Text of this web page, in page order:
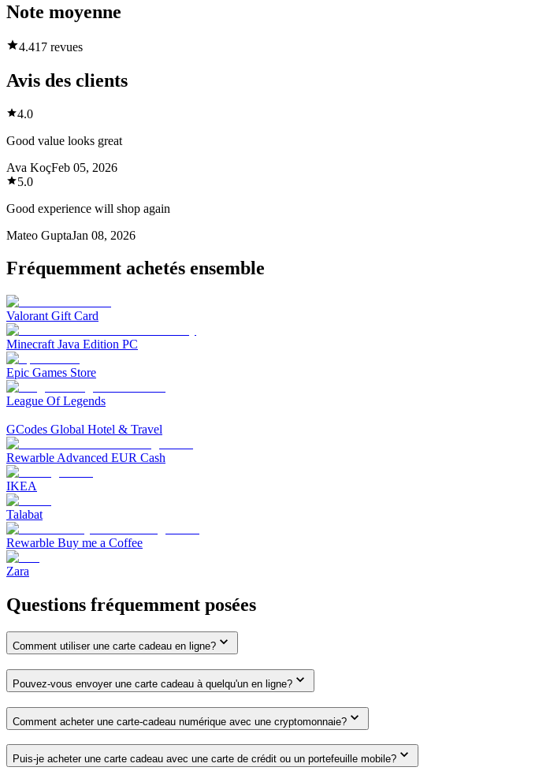
Note moyenne
4.417 revues
Avis des clients
4.0
Good value looks great
Ava KoçFeb 05, 2026
5.0
Good experience will shop again
Mateo GuptaJan 08, 2026
Fréquemment achetés ensemble
Valorant Gift Card
Minecraft Java Edition PC
Epic Games Store
League Of Legends
GCodes Global Hotel & Travel
Rewarble Advanced EUR Cash
IKEA
Talabat
Rewarble Buy me a Coffee
Zara
Questions fréquemment posées
Comment utiliser une carte cadeau en ligne?
Pouvez-vous envoyer une carte cadeau à quelqu'un en ligne?
Comment acheter une carte-cadeau numérique avec une cryptomonnaie?
Puis-je acheter une carte cadeau avec une carte de crédit ou un portefeuille mobile?